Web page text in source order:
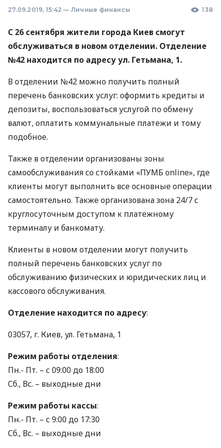
27.09.2019, 15:42 — Личные финансы 138
С 26 сентября жители города Киев смогут
обслуживаться в новом отделении. Отделение
№42 находится по адресу ул. Гетьмана, 1.
В отделении №42 можно получить полный
перечень банковских услуг: оформить кредиты и
депозиты, воспользоваться услугой по обмену
валют, оплатить коммунальные платежи и тому
подобное.
Также в отделении организованы зоны
самообслуживания со стойками «ПУМБ online», где
клиенты могут выполнить все основные операции
самостоятельно. Также организована зона 24/7 с
круглосуточным доступом к платежному
терминалу и банкомату.
Клиенты в новом отделении могут получить
полный перечень банковских услуг по
обслуживанию физических и юридических лиц и
кассового обслуживания.
Отделение находится по адресу:
03057, г. Киев, ул. Гетьмана, 1
Режим работы отделения:
Пн.- Пт. – с 09:00 до 18:00
Сб., Вс. – выходные дни
Режим работы кассы:
Пн.- Пт. – с 9:00 до 17:30
Сб., Вс. – выходные дни